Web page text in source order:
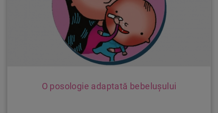
O posologie adaptată bebelușului